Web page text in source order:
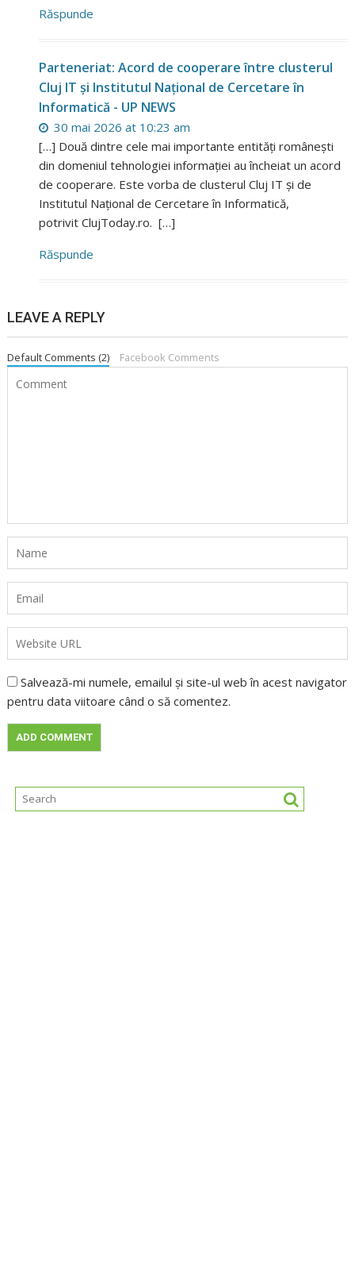
Răspunde
Parteneriat: Acord de cooperare între clusterul
Cluj IT și Institutul Național de Cercetare în
Informatică - UP NEWS
30 mai 2026 at 10:23 am
[…] Două dintre cele mai importante entități românești
din domeniul tehnologiei informației au încheiat un acord
de cooperare. Este vorba de clusterul Cluj IT și de
Institutul Național de Cercetare în Informatică,
potrivit ClujToday.ro. […]
Răspunde
LEAVE A REPLY
Default Comments (2) Facebook Comments
Salvează-mi numele, emailul și site-ul web în acest navigator
pentru data viitoare când o să comentez.